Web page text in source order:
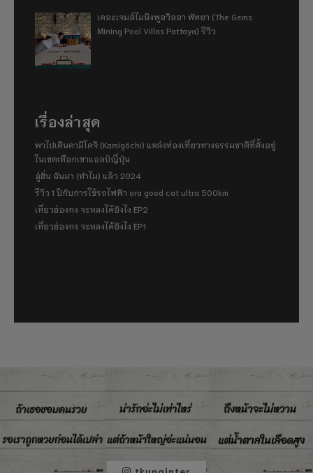
เดอะเจมส์ไมนิงพูลวิลลา พัทยา (The Gems
Mining Pool Villas Pattaya) รีวิว
เรื่องล่าสุด
พาไปเดินคามิโคจิ (Kamigōchi) แหล่งท่องเที่ยวทางธรรมชาติที่ตั้งอยู่
ในเขตเทือกเขาแอลป์ญี่ปุ่น
อู่ฮั่น ฉันมา (ทำไม) แล้ว 2024
รีวิว 1 ปีกับการใช้รถไฟฟ้า ora good cat ultra 500km
เที่ยวฮ่องกง จะหลงได้ยังไง EP2
เที่ยวฮ่องกง จะหลงได้ยังไง EP1